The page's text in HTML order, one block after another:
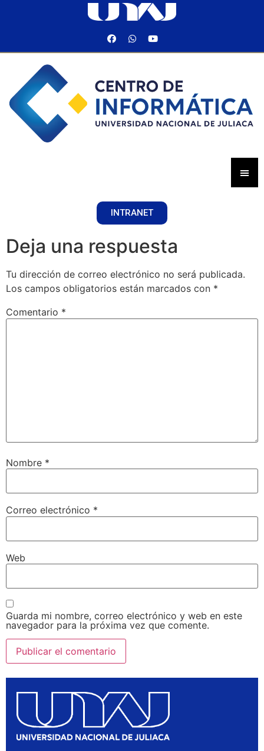
INTRANET
Deja una respuesta
Tu dirección de correo electrónico no será publicada.
Los campos obligatorios están marcados con *
Comentario *
Nombre *
Correo electrónico *
Web
Guarda mi nombre, correo electrónico y web en este
navegador para la próxima vez que comente.